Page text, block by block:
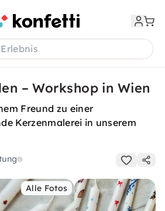
– Workshop in Wien
Freund zu einer
Kerzenmalerei in unserem
Alle Fotos